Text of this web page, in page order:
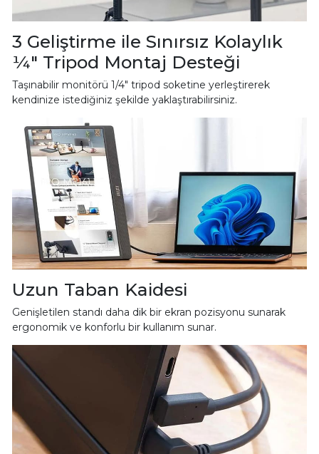
3 Geliştirme ile Sınırsız Kolaylık
¼" Tripod Montaj Desteği
Taşınabilir monitörü 1/4" tripod soketine yerleştirerek
kendinize istediğiniz şekilde yaklaştırabilirsiniz.
Uzun Taban Kaidesi
Genişletilen standı daha dik bir ekran pozisyonu sunarak
ergonomik ve konforlu bir kullanım sunar.